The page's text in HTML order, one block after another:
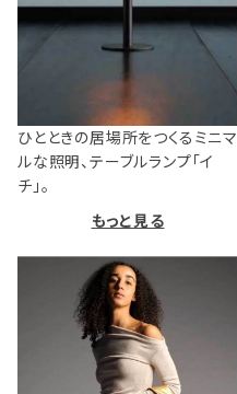
ひとときの居場所をつくるミニマ
ルな照明、テーブルランプ「イ
チ」。
もっと見る